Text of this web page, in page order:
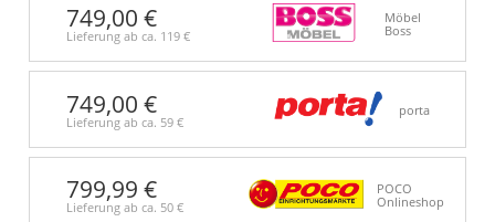
749,00 €
Lieferung ab ca. 119 €
Möbel
Boss
749,00 €
Lieferung ab ca. 59 €
porta
799,99 €
Lieferung ab ca. 50 €
POCO
Onlineshop